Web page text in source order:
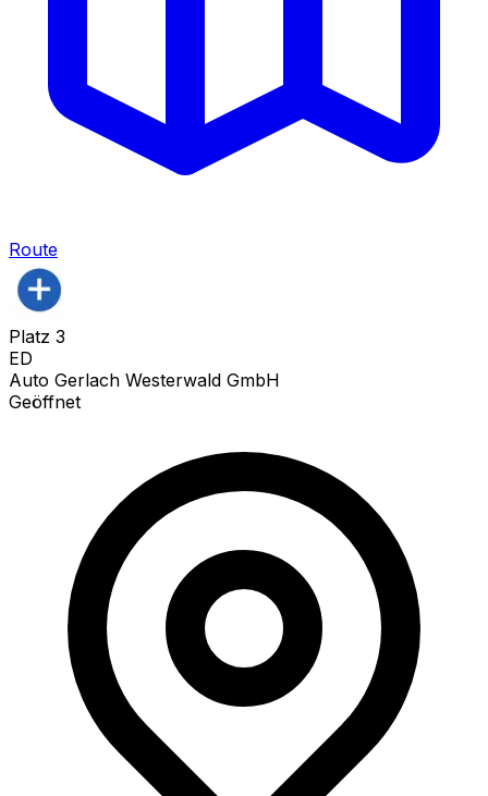
Route
Platz 3
ED
Auto Gerlach Westerwald GmbH
Geöffnet